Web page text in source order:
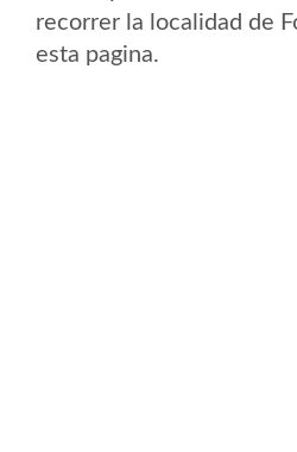
recorrer la localidad de
esta pagina.